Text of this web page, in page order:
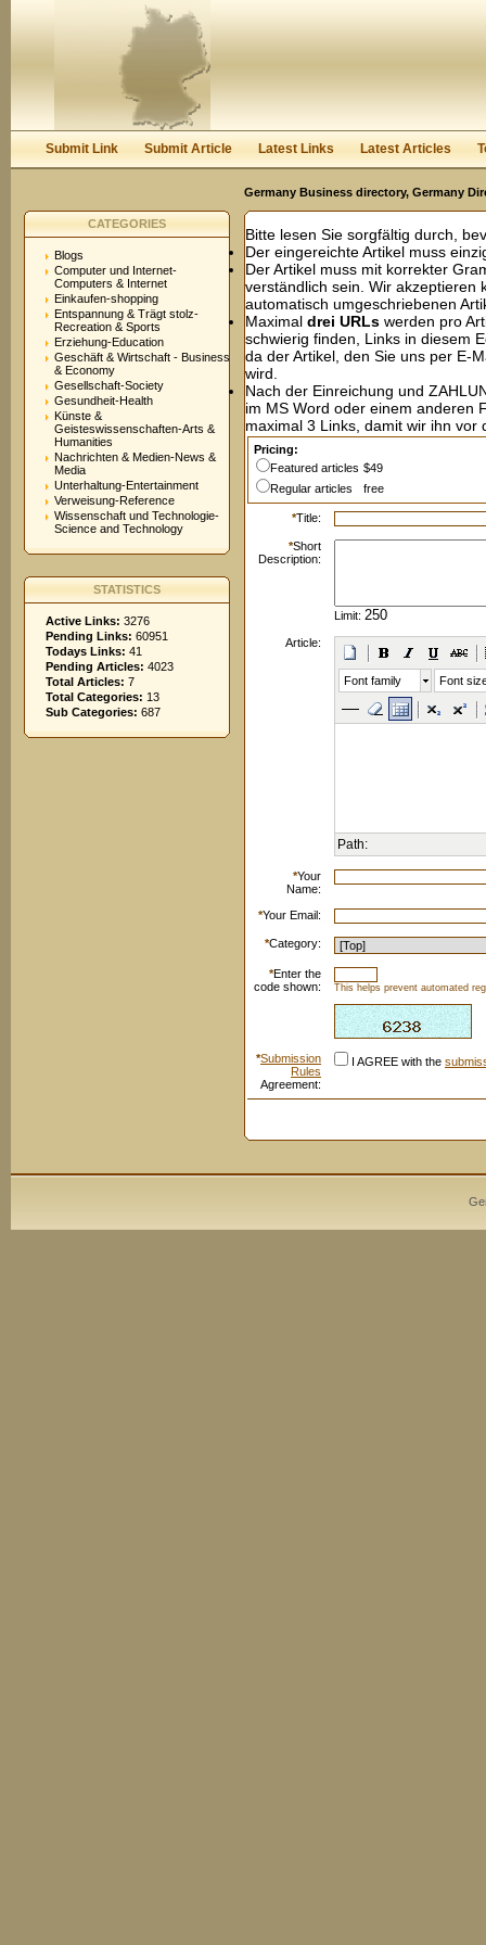
Keep me logged in.
Submit Link Submit Article Latest Links Latest Articles
Germany Business directory, Germany
CATEGORIES
Blogs
Computer und Internet-
Computers & Internet
Einkaufen-shopping
Entspannung & Trägt stolz-
Recreation & Sports
Erziehung-Education
Geschäft & Wirtschaft - Business
& Economy
Gesellschaft-Society
Gesundheit-Health
Künste &
Geisteswissenschaften-Arts &
Humanities
Nachrichten & Medien-News &
Media
Unterhaltung-Entertainment
Verweisung-Reference
Wissenschaft und Technologie-
Science and Technology
STATISTICS
Active Links: 3276
Pending Links: 60951
Todays Links: 41
Pending Articles: 4023
Total Articles: 7
Total Categories: 13
Sub Categories: 687
Bitte lesen Sie sorgfältig durch,
Der eingereichte Artikel muss
Der Artikel muss mit korrekter
verständlich sein. Wir akzeptieren
automatisch umgeschriebenen
Maximal drei URLs werden pro
schwierig finden, Links in diesem
da der Artikel, den Sie uns per E-
wird.
Nach der Einreichung und
im MS Word oder einem anderen
maximal 3 Links, damit wir ihn
Pricing:
Featured articles $49
Regular articles
free
*Title:
*Short
Description:
Limit:
Article:
Font family Font
Path:
*Your
Name:
*Your Email:
*Category:
*Enter the
code shown:
This helps prevent automated
*Submission
Rules
Agreement:
I AGREE with the